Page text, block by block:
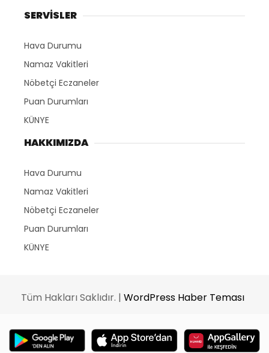
SERVİSLER
Hava Durumu
Namaz Vakitleri
Nöbetçi Eczaneler
Puan Durumları
KÜNYE
HAKKIMIZDA
Hava Durumu
Namaz Vakitleri
Nöbetçi Eczaneler
Puan Durumları
KÜNYE
Tüm Hakları Saklıdır. | WordPress Haber Teması